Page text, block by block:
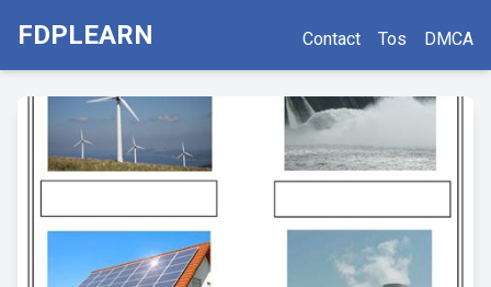
FDPLEARN Contact Tos DMCA